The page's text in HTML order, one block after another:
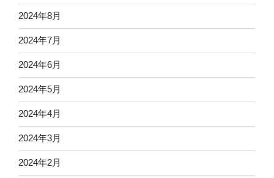
2024年8月
2024年7月
2024年6月
2024年5月
2024年4月
2024年3月
2024年2月